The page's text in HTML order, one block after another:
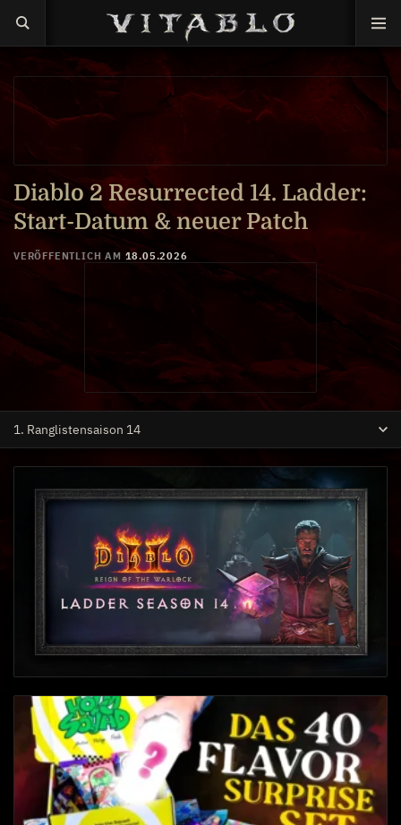
Diablo 2 Resurrected 14. Ladder:
Start-Datum & neuer Patch
VERÖFFENTLICH AM 18.05.2026
1. Ranglistensaison 14